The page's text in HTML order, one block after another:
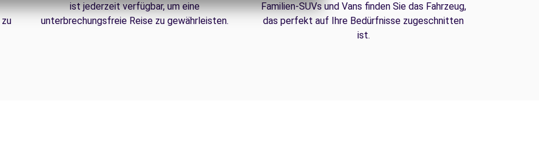
ist jederzeit verfügbar, um eine
unterbrechungsfreie Reise zu gewährleisten.
Familien-SUVs und Vans finden Sie das Fahrzeug,
das perfekt auf Ihre Bedürfnisse zugeschnitten
ist.